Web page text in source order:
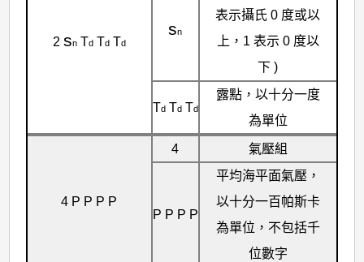
2 snTdTdTd
sn
表示攝氏 0 度或以
上，1 表示 0 度以
下 )
TdTdTd
露點，以十分一度
為單位
4 P P P P
4 氣壓組
P P P P
平均海平面氣壓，
以十分一百帕斯卡
為單位，不包括千
位數字